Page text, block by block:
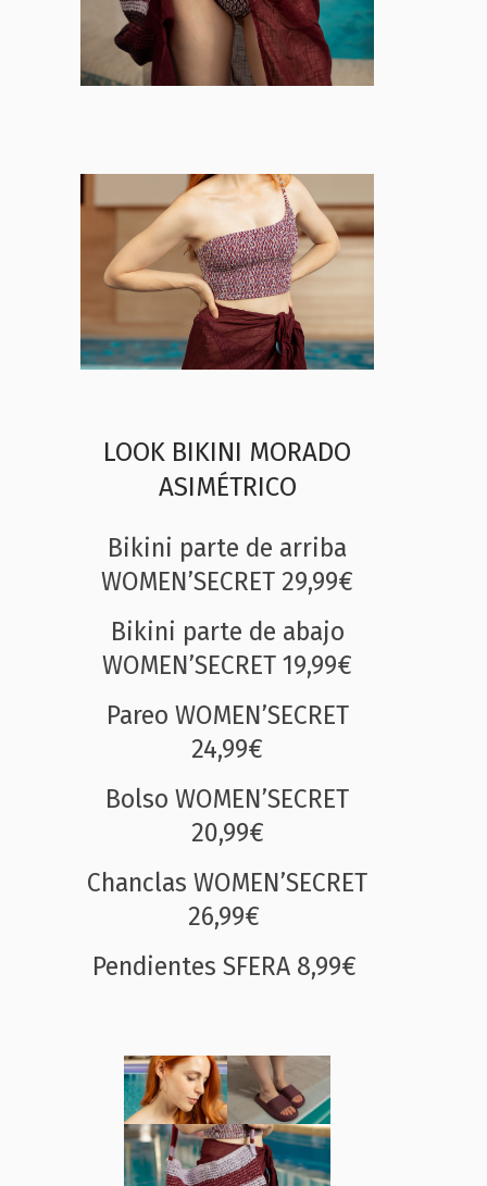
LOOK BIKINI MORADO
ASIMÉTRICO
Bikini parte de arriba
WOMEN’SECRET 29,99€
Bikini parte de abajo
WOMEN’SECRET 19,99€
Pareo WOMEN’SECRET
24,99€
Bolso WOMEN’SECRET
20,99€
Chanclas WOMEN’SECRET
26,99€
Pendientes SFERA 8,99€